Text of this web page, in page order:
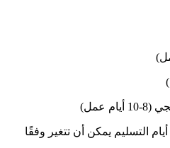
عمل)
التسليم يمكن أن تتغير وفقًا